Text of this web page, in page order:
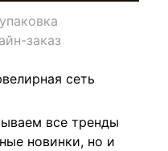
заказ
сеть
все тренды
новинки, но и